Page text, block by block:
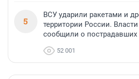
5
ВСУ ударили ракетами и
территории России.
сообщили о пострадавших
52 001